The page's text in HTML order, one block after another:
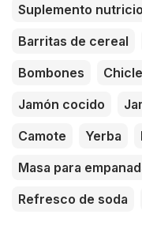
Suplemento
Barritas de cereal
Bombones
Jamón cocido
Camote
Yerba
Masa para
Refresco de soda